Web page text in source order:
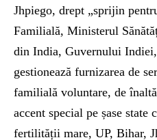
Jhpiego, drept „sprijin
Familială, Ministerul
din India, Guvernului
gestionează furnizarea de
familială voluntare, de
accent special pe șase state
fertilității mare, UP, Bihar,